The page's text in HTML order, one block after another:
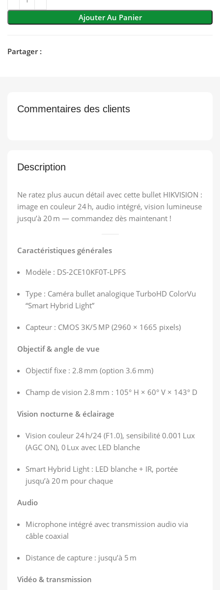
Ajouter Au Panier
Partager :
Description
Ne ratez plus aucun détail avec cette bullet HIKVISION :
image en couleur 24 h, audio intégré, vision lumineuse
jusqu’à 20 m — commandez dès maintenant !
Caractéristiques générales
Modèle : DS‑2CE10KF0T‑LPFS
Type : Caméra bullet analogique TurboHD ColorVu
“Smart Hybrid Light”
Capteur : CMOS 3K/5 MP (2960 × 1665 pixels)
Objectif & angle de vue
Objectif fixe : 2.8 mm (option 3.6 mm)
Champ de vision 2.8 mm : 105° H × 60° V × 143° D
Vision nocturne & éclairage
Vision couleur 24 h/24 (F1.0), sensibilité 0.001 Lux
(AGC ON), 0 Lux avec LED blanche
Smart Hybrid Light : LED blanche + IR, portée
jusqu’à 20 m pour chaque
Audio
Microphone intégré avec transmission audio via
câble coaxial
Distance de capture : jusqu’à 5 m
Vidéo & transmission
Commentaires des clients